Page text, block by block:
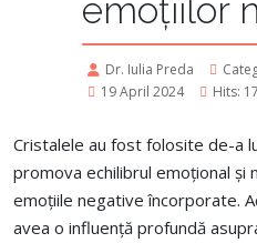
emoțiilor
Dr. Iulia Preda
19 April 2024
Hits:
Cristalele au fost folosite de-a
promova echilibrul emoțional și
emoțiile negative încorporate.
avea o influență profundă